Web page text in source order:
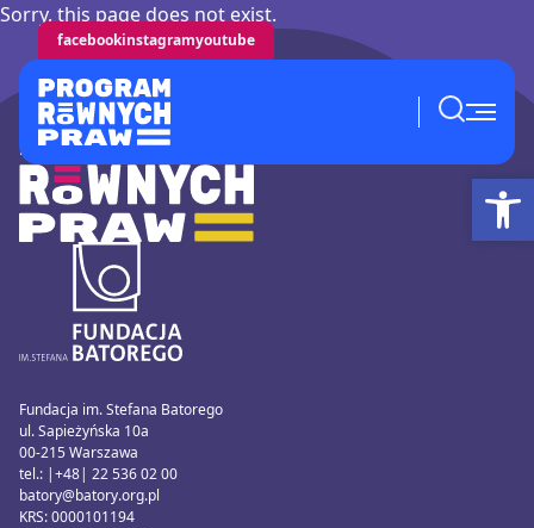
facebookinstagramyoutube
Sorry, this page does not exist.
Fundacja im. Stefana Batorego
ul. Sapieżyńska 10a
00-215 Warszawa
tel.: |+48| 22 536 02 00
batory@batory.org.pl
KRS: 0000101194